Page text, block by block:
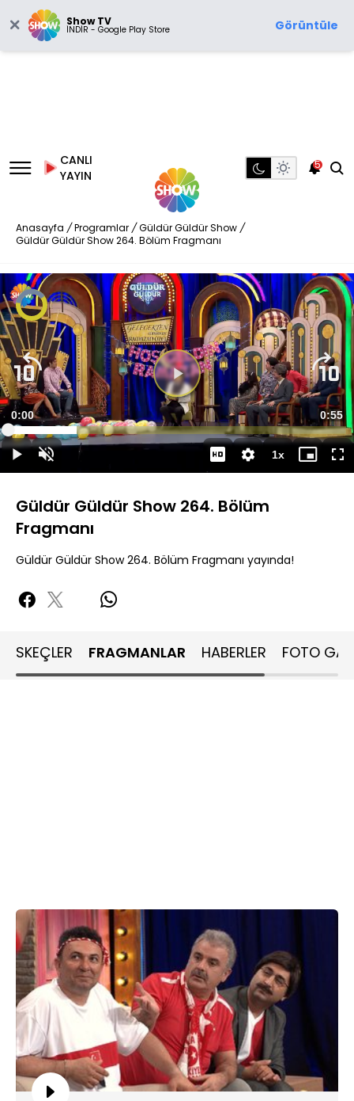
Show TV
İNDİR - Google Play Store Görüntüle
CANLI
YAYIN
5
Anasayfa / Programlar / Güldür Güldür Show /
Güldür Güldür Show 264. Bölüm Fragmanı
Video
Oynatıcısı
yükleniyor.
Videoyu
Oynat
OynatSesi
Aç
Süre
0:00
Süre
0:55
Yüklendi:
20.35%
1xOynatma
Hızı
Mini
oynatıcı
Güldür Güldür Show 264. Bölüm
Fragmanı
Güldür Güldür Show 264. Bölüm Fragmanı yayında!
SKEÇLER FRAGMANLAR HABERLER FOTO